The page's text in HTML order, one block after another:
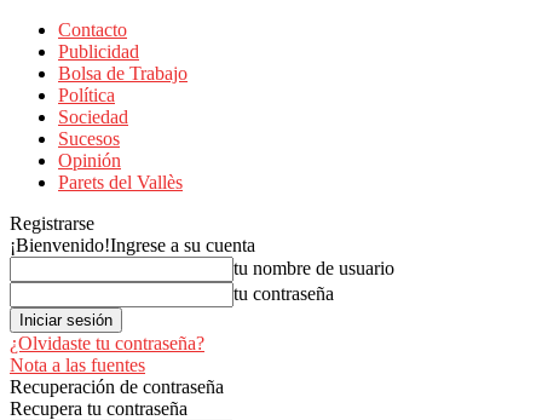
Contacto
Publicidad
Bolsa de Trabajo
Política
Sociedad
Sucesos
Opinión
Parets del Vallès
Registrarse
¡Bienvenido!Ingrese a su cuenta
tu nombre de usuario
tu contraseña
¿Olvidaste tu contraseña?
Nota a las fuentes
Recuperación de contraseña
Recupera tu contraseña